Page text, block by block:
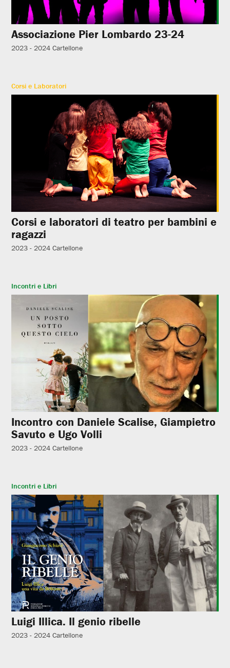
Associazione Pier Lombardo 23-24
2023 - 2024 Cartellone
Corsi e Laboratori
Corsi e laboratori di teatro per bambini e
ragazzi
2023 - 2024 Cartellone
Incontri e Libri
Incontro con Daniele Scalise, Giampietro
Savuto e Ugo Volli
2023 - 2024 Cartellone
Incontri e Libri
Luigi Illica. Il genio ribelle
2023 - 2024 Cartellone